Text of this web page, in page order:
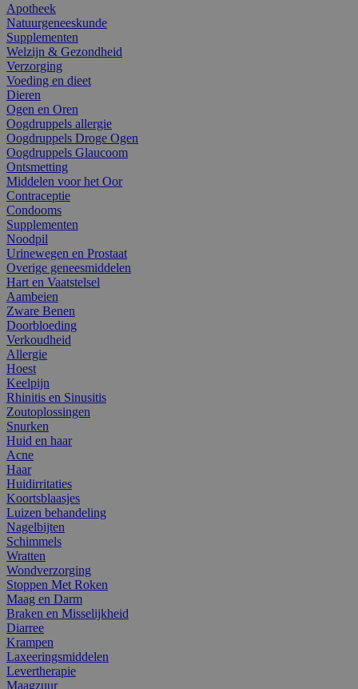
Apotheek
Natuurgeneeskunde
Supplementen
Welzijn & Gezondheid
Verzorging
Voeding en dieet
Dieren
Ogen en Oren
Oogdruppels allergie
Oogdruppels Droge Ogen
Oogdruppels Glaucoom
Ontsmetting
Middelen voor het Oor
Contraceptie
Condooms
Supplementen
Noodpil
Urinewegen en Prostaat
Overige geneesmiddelen
Hart en Vaatstelsel
Aambeien
Zware Benen
Doorbloeding
Verkoudheid
Allergie
Hoest
Keelpijn
Rhinitis en Sinusitis
Zoutoplossingen
Snurken
Huid en haar
Acne
Haar
Huidirritaties
Koortsblaasjes
Luizen behandeling
Nagelbijten
Schimmels
Wratten
Wondverzorging
Stoppen Met Roken
Maag en Darm
Braken en Misselijkheid
Diarree
Krampen
Laxeeringsmiddelen
Levertherapie
Maagzuur